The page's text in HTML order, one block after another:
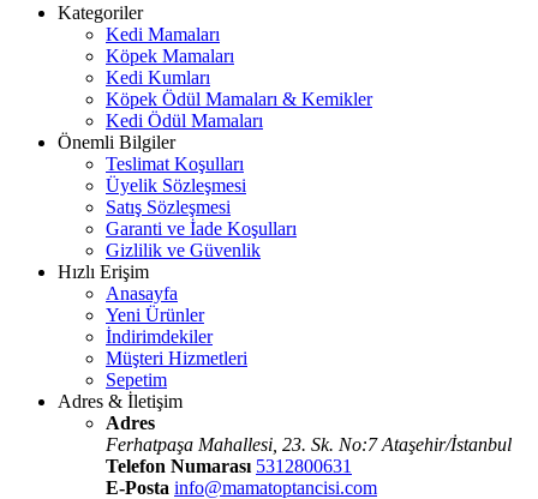
Kategoriler
Kedi Mamaları
Köpek Mamaları
Kedi Kumları
Köpek Ödül Mamaları & Kemikler
Kedi Ödül Mamaları
Önemli Bilgiler
Teslimat Koşulları
Üyelik Sözleşmesi
Satış Sözleşmesi
Garanti ve İade Koşulları
Gizlilik ve Güvenlik
Hızlı Erişim
Anasayfa
Yeni Ürünler
İndirimdekiler
Müşteri Hizmetleri
Sepetim
Adres & İletişim
Adres
Ferhatpaşa Mahallesi, 23. Sk. No:7 Ataşehir/İstanbul
Telefon Numarası 5312800631
E-Posta info@mamatoptancisi.com